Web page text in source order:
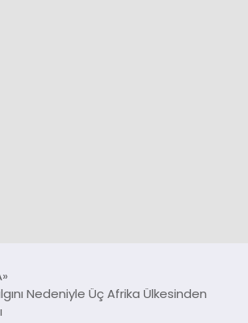
Nedeniyle Üç Afrika Ülkesinden